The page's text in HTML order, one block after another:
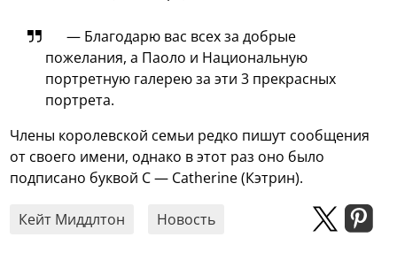
— Благодарю вас всех за добрые
пожелания, а Паоло и Национальную
портретную галерею за эти 3 прекрасных
портрета.
Члены королевской семьи редко пишут сообщения
от своего имени, однако в этот раз оно было
подписано буквой C — Catherine (Кэтрин).
Кейт Миддлтон Новость